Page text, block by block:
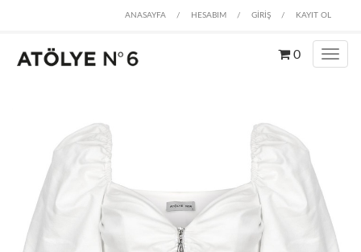
ANASAYFA / HESABIM / GİRİŞ / KAYIT OL
0